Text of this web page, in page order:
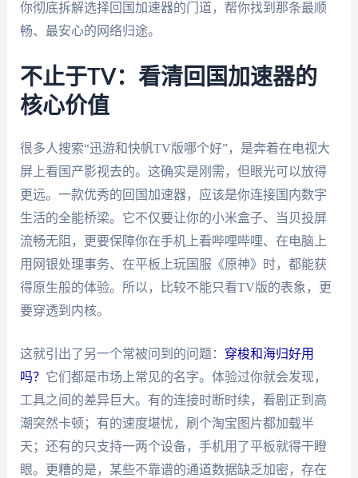
你彻底拆解选择回国加速器的门道，帮你找到那条最顺
畅、最安心的网络归途。
不止于TV：看清回国加速器的
核心价值
很多人搜索“迅游和快帆TV版哪个好”，是奔着在电视大
屏上看国产影视去的。这确实是刚需，但眼光可以放得
更远。一款优秀的回国加速器，应该是你连接国内数字
生活的全能桥梁。它不仅要让你的小米盒子、当贝投屏
流畅无阻，更要保障你在手机上看哔哩哔哩、在电脑上
用网银处理事务、在平板上玩国服《原神》时，都能获
得原生般的体验。所以，比较不能只看TV版的表象，更
要穿透到内核。
这就引出了另一个常被问到的问题： 穿梭和海归好用
吗？ 它们都是市场上常见的名字。体验过你就会发现，
工具之间的差异巨大。有的连接时断时续，看剧正到高
潮突然卡顿；有的速度堪忧，刷个淘宝图片都加载半
天；还有的只支持一两个设备，手机用了平板就得干瞪
眼。更糟的是，某些不靠谱的通道数据缺乏加密，存在